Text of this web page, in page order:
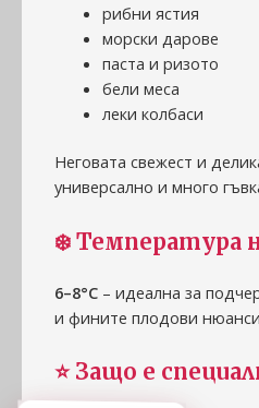
рибни ястия
морски дарове
паста и ризото
бели меса
леки колбаси
Неговата свежест и
универсално и много
❄️ Температура
6–8°C – идеална за
и фините плодови
⭐ Защо е